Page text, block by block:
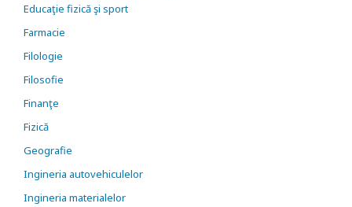
Educaţie fizică şi sport
Farmacie
Filologie
Filosofie
Finanţe
Fizică
Geografie
Ingineria autovehiculelor
Ingineria materialelor